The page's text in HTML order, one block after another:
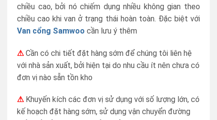
chiều cao, bởi nó chiếm dụng nhiều không gian theo
chiều cao khi van ở trạng thái hoàn toàn. Đặc biệt với
Van cổng Samwoo cần lưu ý thêm
⚠ Cần có chi tiết đặt hàng sớm để chúng tôi liên hệ
với nhà sản xuất, bởi hiện tại do nhu cầu ít nên chưa có
đơn vị nào sẵn tồn kho
⚠ Khuyến kích các đơn vị sử dụng với số lượng lớn, có
kế hoạch đặt hàng sớm, sử dụng vận chuyển đường